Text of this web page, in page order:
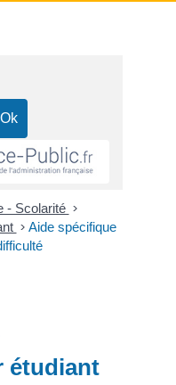
- Scolarité >
> Aide spécifique
étudiant